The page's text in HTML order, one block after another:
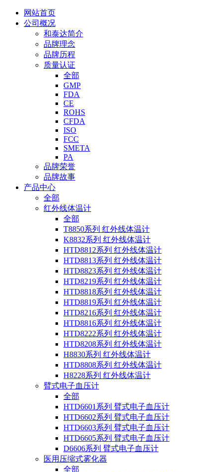
网站首页
公司概况
和泰达简介
品牌理念
品牌历程
质量认证
全部
GMP
FDA
CE
ROHS
CFDA
ISO
FCC
SMETA
PA
品牌荣誉
品牌故事
产品中心
全部
红外线体温计
全部
T8850系列 红外线体温计
K8832系列 红外线体温计
HTD8812系列 红外线体温计
HTD8813系列 红外线体温计
HTD8823系列 红外线体温计
HTD8219系列 红外线体温计
HTD8818系列 红外线体温计
HTD8819系列 红外线体温计
HTD8216系列 红外线体温计
HTD8816系列 红外线体温计
HTD8222系列 红外线体温计
HTD8208系列 红外线体温计
H8830系列 红外线体温计
HTD8808系列 红外线体温计
H8228系列 红外线体温计
臂式电子血压计
全部
HTD6601系列 臂式电子血压计
HTD6602系列 臂式电子血压计
HTD6603系列 臂式电子血压计
HTD6605系列 臂式电子血压计
D6606系列 臂式电子血压计
医用压缩式雾化器
全部